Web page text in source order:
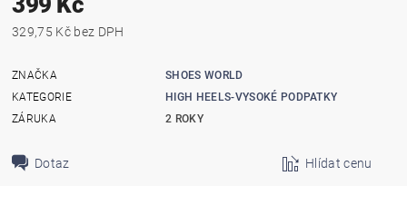
329,75 Kč bez DPH
ZNAČKA
SHOES WORLD
KATEGORIE
HIGH HEELS-VYSOKÉ PODPATKY
ZÁRUKA
2 ROKY
Dotaz Hlídat cenu